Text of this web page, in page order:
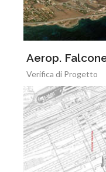
Aerop.
Verifica di Progetto